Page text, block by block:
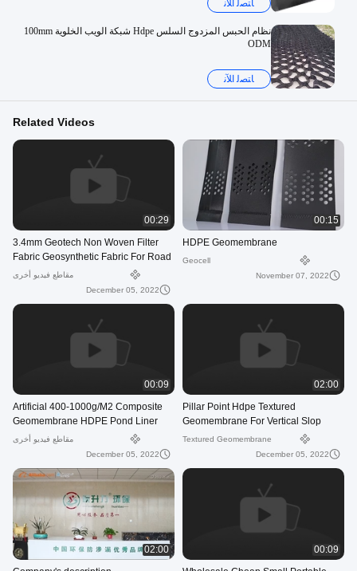
ﺎﺘﺼﻟ ﺍﻶﻧ
نظام الحبس المزدوج السلس Hdpe شبكة الويب الخلوية 100mm
ODM
ﺎﺘﺼﻟ ﺍﻶﻧ
Related Videos
00:15
HDPE Geomembrane
Geocell
November 07, 2022
00:29
3.4mm Geotech Non Woven Filter
Fabric Geosynthetic Fabric For Road
Construction
مقاطع فيديو أخرى
December 05, 2022
02:00
Pillar Point Hdpe Textured
Geomembrane For Vertical Slop
Antiseepage Maintenance
Textured Geomembrane
December 05, 2022
00:09
Artificial 400-1000g/M2 Composite
Geomembrane HDPE Pond Liner
Sheet
مقاطع فيديو أخرى
December 05, 2022
00:09
02:00